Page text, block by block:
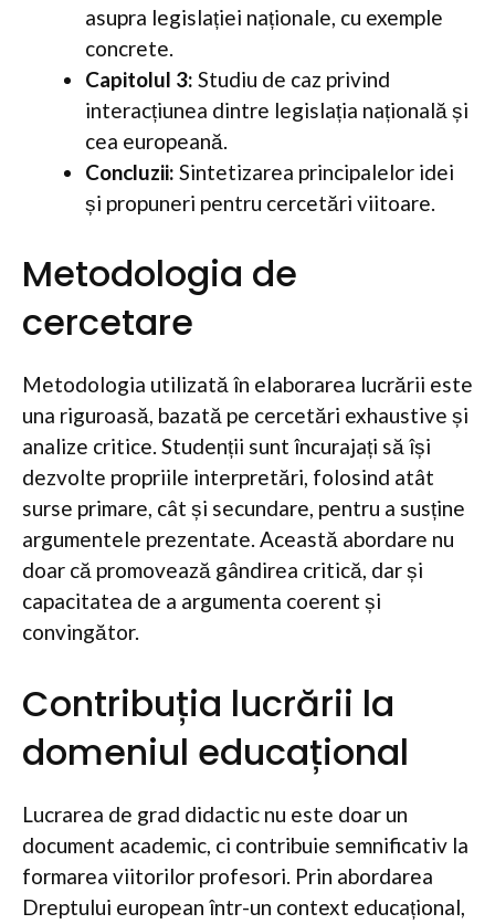
asupra legislației naționale, cu exemple
concrete.
Capitolul 3: Studiu de caz privind
interacțiunea dintre legislația națională și
cea europeană.
Concluzii: Sintetizarea principalelor idei
și propuneri pentru cercetări viitoare.
Metodologia de
cercetare
Metodologia utilizată în elaborarea lucrării este
una riguroasă, bazată pe cercetări exhaustive și
analize critice. Studenții sunt încurajați să își
dezvolte propriile interpretări, folosind atât
surse primare, cât și secundare, pentru a susține
argumentele prezentate. Această abordare nu
doar că promovează gândirea critică, dar și
capacitatea de a argumenta coerent și
convingător.
Contribuția lucrării la
domeniul educațional
Lucrarea de grad didactic nu este doar un
document academic, ci contribuie semnificativ la
formarea viitorilor profesori. Prin abordarea
Dreptului european într-un context educațional,